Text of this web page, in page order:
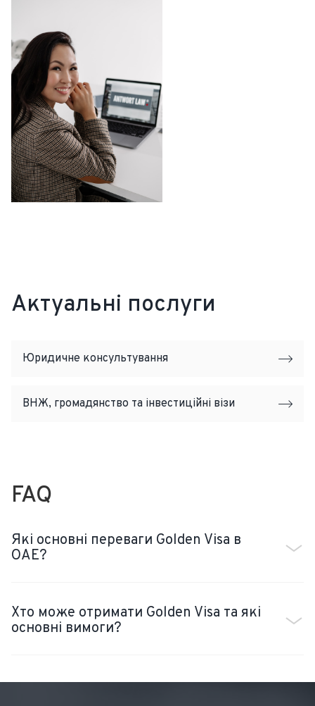
Актуальні послуги
Юридичне консультування
ВНЖ, громадянство та інвестиційні візи
FAQ
Які основні переваги Golden Visa в
ОАЕ?
Хто може отримати Golden Visa та які
основні вимоги?